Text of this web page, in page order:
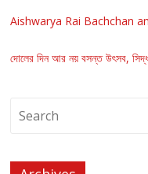
Aishwarya Rai Bachchan
দোলের দিন আর নয় বসন্ত উৎসব,